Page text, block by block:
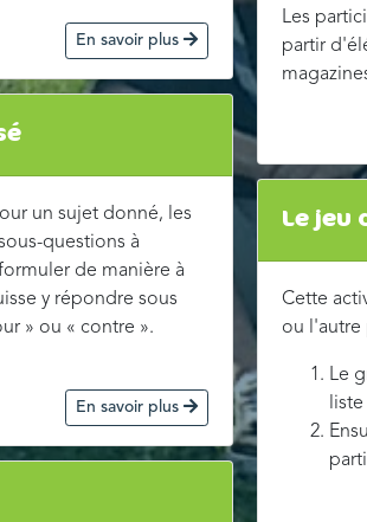
En savoir plus
un sujet donné, les
questions à
de manière à
y répondre sous
» ou « contre ».
En savoir plus
Les
partir
Le jeu
Cette
ou l'autre
Le